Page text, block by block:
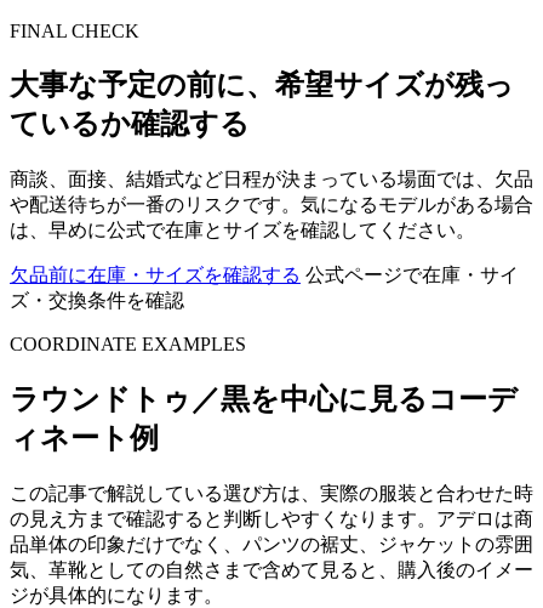
FINAL CHECK
大事な予定の前に、希望サイズが残っ
ているか確認する
商談、面接、結婚式など日程が決まっている場面では、欠品
や配送待ちが一番のリスクです。気になるモデルがある場合
は、早めに公式で在庫とサイズを確認してください。
欠品前に在庫・サイズを確認する 公式ページで在庫・サイ
ズ・交換条件を確認
COORDINATE EXAMPLES
ラウンドトゥ／黒を中心に見るコーデ
ィネート例
この記事で解説している選び方は、実際の服装と合わせた時
の見え方まで確認すると判断しやすくなります。アデロは商
品単体の印象だけでなく、パンツの裾丈、ジャケットの雰囲
気、革靴としての自然さまで含めて見ると、購入後のイメー
ジが具体的になります。